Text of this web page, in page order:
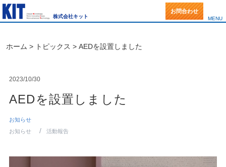
株式会社キット
お問合わせ
MENU
製品一覧(事例紹介)
IBC
サニタリーバルブ
Q&A
トピックス(新着情報)
ホーム > トピックス > AEDを設置しました
2023/10/30
AEDを設置しました
お知らせ
お知らせ
活動報告